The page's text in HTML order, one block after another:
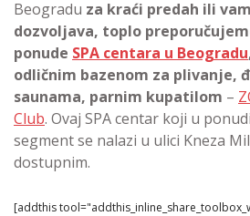
Beogradu za kraći predah ili
dozvoljava, toplo
ponude SPA centara u Beogradu
odličnim bazenom za plivanje,
saunama, parnim kupatilom –
Club. Ovaj SPA centar koji u
segment se nalazi u ulici Kneza
dostupnim.
[addthis